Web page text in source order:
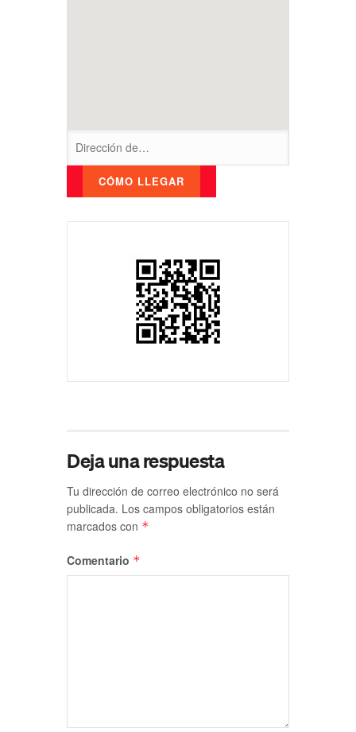
Deja una respuesta
Tu dirección de correo electrónico no será
publicada. Los campos obligatorios están
marcados con *
Comentario *